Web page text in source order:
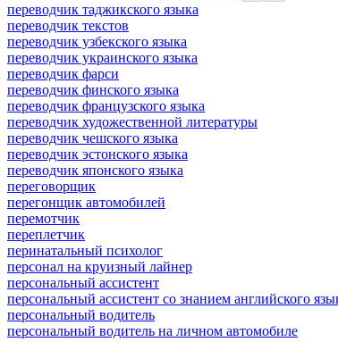
переводчик таджикского языка
переводчик текстов
переводчик узбекского языка
переводчик украинского языка
переводчик фарси
переводчик финского языка
переводчик французского языка
переводчик художественной литературы
переводчик чешского языка
переводчик эстонского языка
переводчик японского языка
переговорщик
перегонщик автомобилей
перемотчик
переплетчик
перинатальный психолог
персонал на круизный лайнер
персональный ассистент
персональный ассистент со знанием английского
персональный водитель
персональный водитель на личном автомобиле